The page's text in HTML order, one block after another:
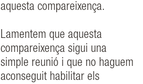
aquesta compareixença.
Lamentem que aquesta
compareixença sigui una
simple reunió i que no haguem
aconseguit habilitar els